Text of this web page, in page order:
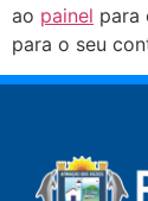
ao painel para
para o seu